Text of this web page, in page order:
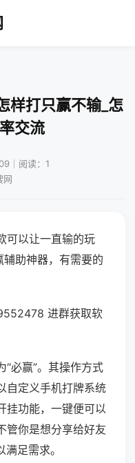
样打只赢不输_怎
交流
｜阅读：1
网
可以让一直输的玩
辅助神器，有需要的
进群获取软
必赢”。其操作方式
自定义手机打牌系统
挂功能，一键便可以
管你是想分享给好友
足需求。